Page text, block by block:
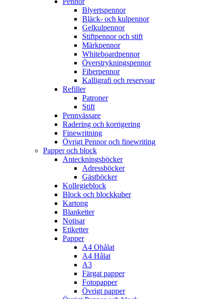
Blyertspennor
Bläck- och kulpennor
Gelkulpennor
Stiftpennor och stift
Märkpennor
Whiteboardpennor
Överstrykningspennor
Fiberpennor
Kalligrafi och reservoar
Refiller
Patroner
Stift
Pennvässare
Radering och korrigering
Finewritning
Övrigt Pennor och finewriting
Papper och block
Anteckningsböcker
Adressböcker
Gästböcker
Kollegieblock
Block och blockkuber
Kartong
Blanketter
Notisar
Etiketter
Papper
A4 Ohålat
A4 Hålat
A3
Färgat papper
Fotopapper
Övrigt papper